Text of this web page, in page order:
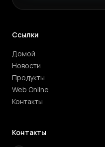
Ссылки
Домой
Новости
Продукты
Web Online
Контакты
Контакты